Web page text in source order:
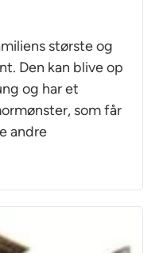
største og
Den kan blive op
og har et
som får
andre